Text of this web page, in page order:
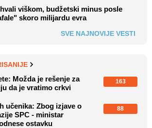
viškom, budžetski minus posle
skoro milijardu evra
SVE NAJNOVIJE VESTI
Možda je rešenje za
da je vratimo crkvi
163
učenika: Zbog izjave o
SPC - ministar
ostavku
88